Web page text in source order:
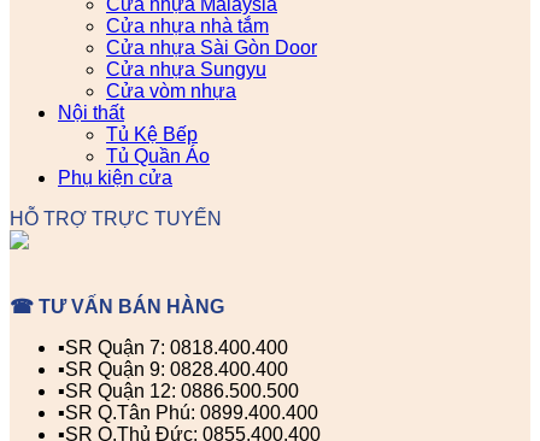
Cửa nhựa Malaysia
Cửa nhựa nhà tắm
Cửa nhựa Sài Gòn Door
Cửa nhựa Sungyu
Cửa vòm nhựa
Nội thất
Tủ Kệ Bếp
Tủ Quần Áo
Phụ kiện cửa
HỖ TRỢ TRỰC TUYẾN
☎ TƯ VẤN BÁN HÀNG
▪️SR Quận 7: 0818.400.400
▪️SR Quận 9: 0828.400.400
▪️SR Quận 12: 0886.500.500
▪️SR Q.Tân Phú: 0899.400.400
▪️SR Q.Thủ Đức: 0855.400.400